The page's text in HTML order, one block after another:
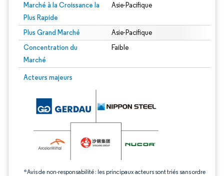
Marché à la Croissance la
Plus Rapide
Asie-Pacifique
Plus Grand Marché Asie-Pacifique
Concentration du
Marché
Faible
Acteurs majeurs
*Avis de non-responsabilité : les principaux acteurs sont triés sans ordre
Image © Mordor Intelligence. La réutilisation nécessite une attribution sous CC